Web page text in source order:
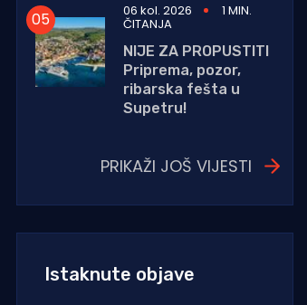
06 kol. 2026
1 MIN.
ČITANJA
NIJE ZA PROPUSTITI
Priprema, pozor,
ribarska fešta u
Supetru!
PRIKAŽI JOŠ VIJESTI
Istaknute objave